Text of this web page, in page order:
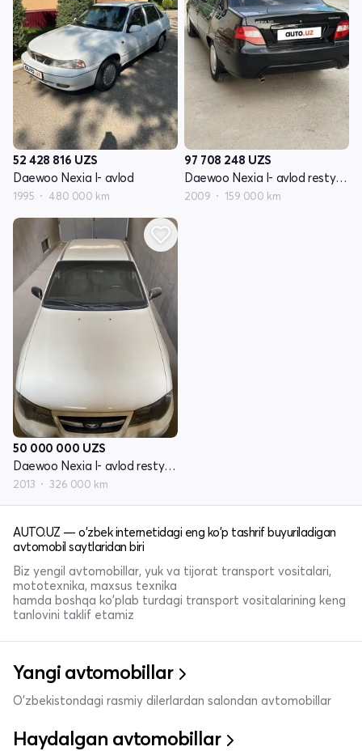
52 428 816 UZS
Daewoo Nexia I- avlod
1995 480 000 km
97 708 248 UZS
Daewoo Nexia I- avlod restyling
2009 159 000 km
50 000 000 UZS
Daewoo Nexia I- avlod restyling
2013 326 000 km
AUTO.UZ — o'zbek internetidagi eng ko'p tashrif buyuriladigan
avtomobil saytlaridan biri
Biz yengil avtomobillar, yuk va tijorat transport vositalari,
mototexnika, maxsus texnika
hamda boshqa ko'plab turdagi transport vositalarining keng
tanlovini taklif etamiz
Yangi avtomobillar
O'zbekistondagi rasmiy dilerlardan salondan avtomobillar
Haydalgan avtomobillar